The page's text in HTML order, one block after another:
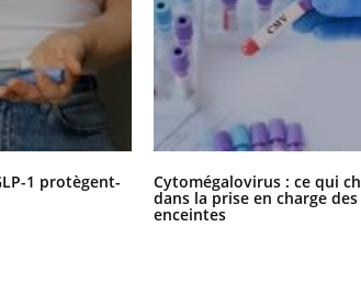
1 protègent- Cytomégalovirus : ce qui
dans la prise en charge
enceintes